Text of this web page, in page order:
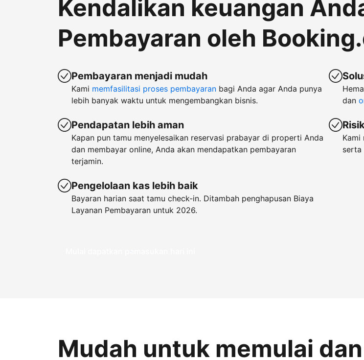
Kendalikan keuangan
Pembayaran oleh
Pembayaran menjadi mudah
Kami memfasilitasi proses pembayaran bagi Anda agar Anda punya
lebih banyak waktu untuk mengembangkan bisnis.
Pendapatan lebih aman
Kapan pun tamu menyelesaikan reservasi prabayar di properti Anda
dan membayar online, Anda akan mendapatkan pembayaran
terjamin.
Pengelolaan kas lebih baik
Bayaran harian saat tamu check-in. Ditambah penghapusan Biaya
Layanan Pembayaran untuk 2026.
dan
Kami
serta
Mulai dapatkan pemasukan hari ini
Mudah untuk memulai